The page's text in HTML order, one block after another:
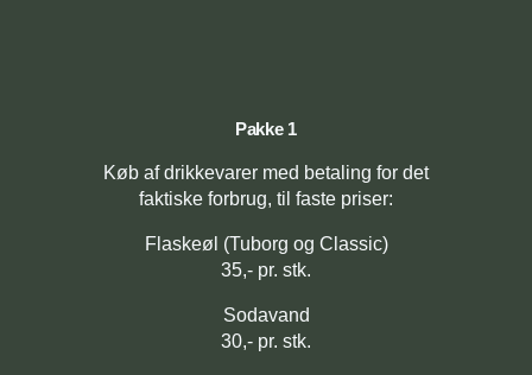
Pakke 1
Køb af drikkevarer med betaling for det
faktiske forbrug, til faste priser:
Flaskeøl (Tuborg og Classic)
35,- pr. stk.
Sodavand
30,- pr. stk.